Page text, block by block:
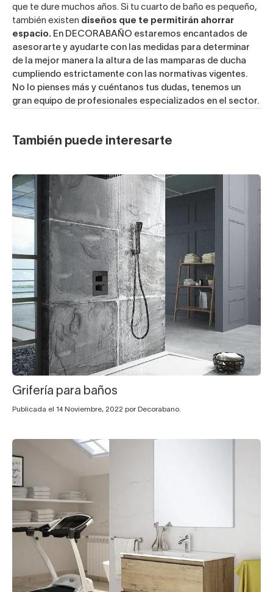
que te dure muchos años. Si tu cuarto de baño es pequeño,
también existen diseños que te permitirán ahorrar
espacio. En DECORABAÑO estaremos encantados de
asesorarte y ayudarte con las medidas para determinar
de la mejor manera la altura de las mamparas de ducha
cumpliendo estrictamente con las normativas vigentes.
No lo pienses más y cuéntanos tus dudas, tenemos un
gran equipo de profesionales especializados en el sector.
También puede interesarte
Grifería para baños
Publicada el 14 Noviembre, 2022 por Decorabano.